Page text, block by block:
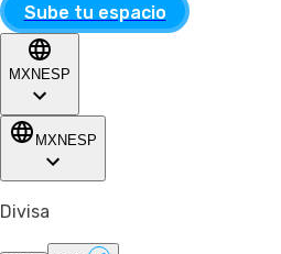
Sube tu espacio
MXN ESP
MXN ESP
Divisa